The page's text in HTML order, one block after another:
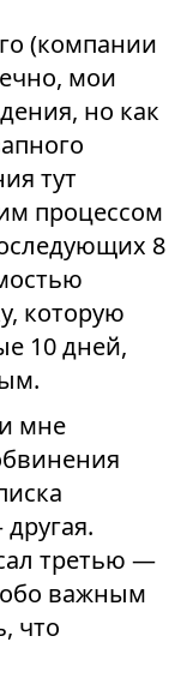
(компании
мои
но как
тут
процессом
8
которую
10 дней,
мне
третью —
важным
что